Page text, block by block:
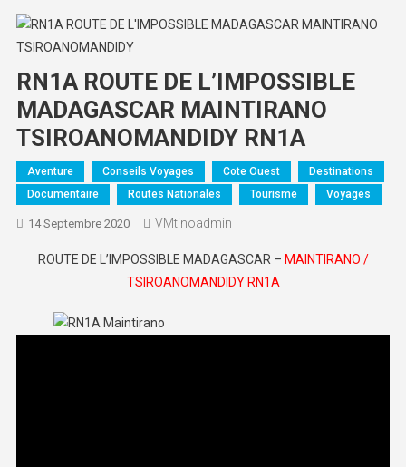
RN1A ROUTE DE L’IMPOSSIBLE
MADAGASCAR MAINTIRANO
TSIROANOMANDIDY RN1A
Aventure Conseils Voyages Cote Ouest
Destinations
Documentaire
Routes Nationales Tourisme Voyages
14 Septembre 2020 VMtinoadmin
ROUTE DE L’IMPOSSIBLE MADAGASCAR – MAINTIRANO /
TSIROANOMANDIDY RN1A